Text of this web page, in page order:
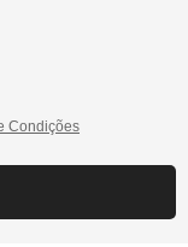
Condições